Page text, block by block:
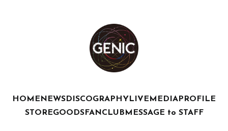
HOME NEWS DISCOGRAPHY LIVE MEDIA PROFILE
STOREGOODSFANCLUB MESSAGE to STAFF